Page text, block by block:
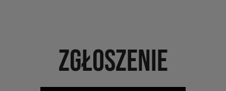
ZGŁOSZENIE